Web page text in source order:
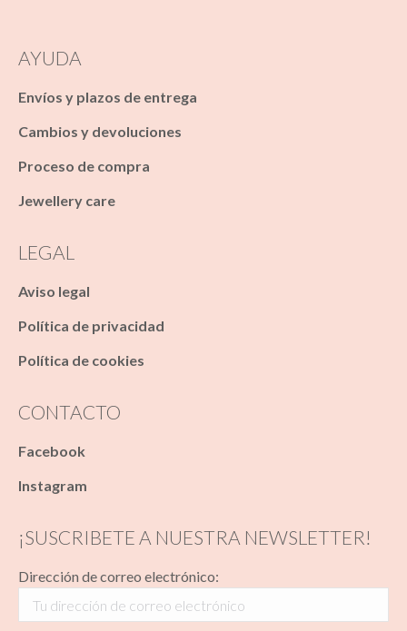
AYUDA
Envíos y plazos de entrega
Cambios y devoluciones
Proceso de compra
Jewellery care
LEGAL
Aviso legal
Política de privacidad
Política de cookies
CONTACTO
Facebook
Instagram
¡SUSCRIBETE A NUESTRA NEWSLETTER!
Dirección de correo electrónico: